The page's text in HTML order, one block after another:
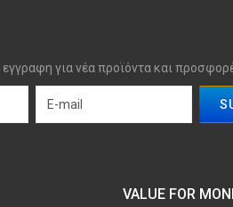
για νέα προϊόντα και
VALUE FOR